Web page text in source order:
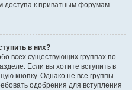
доступа к приватным форумам.
в них?
всех существующих группах по
Если вы хотите вступить в
кнопку. Однако не все группы
одобрения для вступления